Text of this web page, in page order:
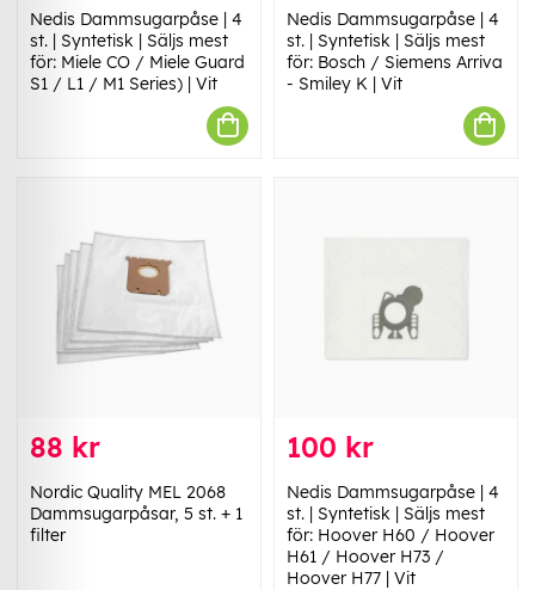
Nedis Dammsugarpåse | 4
st. | Syntetisk | Säljs mest
för: Miele CO / Miele Guard
S1 / L1 / M1 Series) | Vit
Nedis Dammsugarpåse | 4
st. | Syntetisk | Säljs mest
för: Bosch / Siemens Arriva
- Smiley K | Vit
88 kr
Nordic Quality MEL 2068
Dammsugarpåsar, 5 st. + 1
filter
100 kr
Nedis Dammsugarpåse | 4
st. | Syntetisk | Säljs mest
för: Hoover H60 / Hoover
H61 / Hoover H73 /
Hoover H77 | Vit